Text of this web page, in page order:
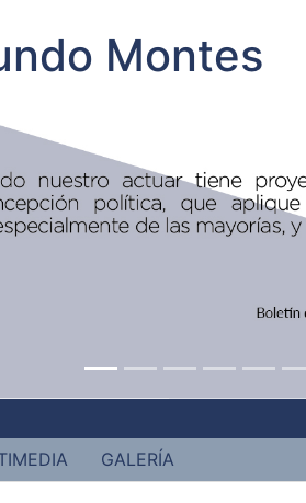
Montes
GALERÍA